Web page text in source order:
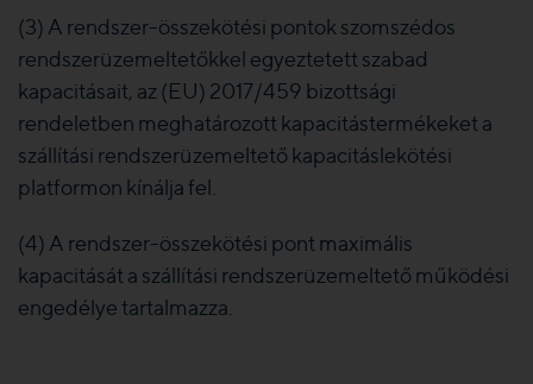
(3) A rendszer-összekötési pontok szomszédos
rendszerüzemeltetőkkel egyeztetett szabad
kapacitásait, az (EU) 2017/459 bizottsági
rendeletben meghatározott kapacitástermékeket a
szállítási rendszerüzemeltető kapacitáslekötési
platformon kínálja fel.
(4) A rendszer-összekötési pont maximális
kapacitását a szállítási rendszerüzemeltető működési
engedélye tartalmazza.